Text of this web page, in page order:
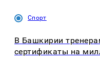
Спорт
В Башкирии
сертификаты на